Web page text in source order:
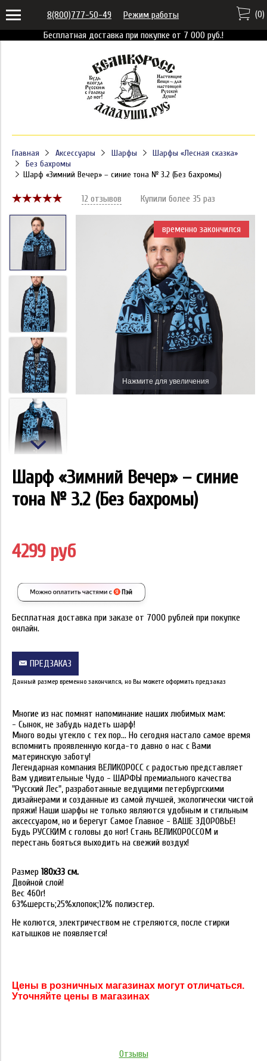
Бесплатная доставка при покупке от 7 000 руб.!
8(800)777-50-49 Режим работы (0)
Главная Аксессуары Шарфы
Шарфы «Лесная сказка»
Без бахромы
Шарф «Зимний Вечер» – синие тона № 3.2 (Без бахромы)
12 отзывов Купили более 35 раз
временно закончился
Нажмите для увеличения
Шарф «Зимний Вечер» – синие
тона № 3.2 (Без бахромы)
4299 руб
Бесплатная доставка при заказе от 7000 рублей при покупке
онлайн.
ПРЕДЗАКАЗ
Данный размер временно закончился, но Вы можете оформить предзаказ
Многие из нас помнят напоминание наших любимых мам:
- Сынок, не забудь надеть шарф!
Много воды утекло с тех пор... Но сегодня настало самое время
вспомнить проявленную когда-то давно о нас с Вами
материнскую заботу!
Легендарная компания ВЕЛИКОРОСС с радостью представляет
Вам удивительные Чудо - ШАРФЫ премиального качества
"Русский Лес", разработанные ведущими петербургскими
дизайнерами и созданные из самой лучшей, экологически чистой
пряжи! Наши шарфы не только являются удобным и стильным
аксессуаром, но и берегут Самое Главное - ВАШЕ ЗДОРОВЬЕ!
Будь РУССКИМ с головы до ног! Стань ВЕЛИКОРОССОМ и
перестань бояться выходить на свежий воздух!
Размер 180х33 см.
Двойной слой!
Вес 460г!
63%шерсть;25%хлопок;12% полиэстер.
Не колются, электричеством не стреляются, после стирки
катышков не появляется!
Цены в розничных магазинах могут отличаться.
Уточняйте цены в магазинах
Отзывы